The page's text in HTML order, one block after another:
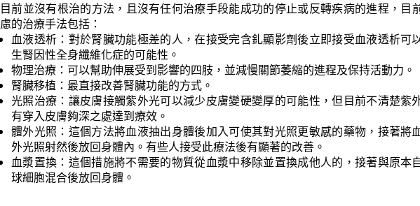
目前並沒有根治的方法，且沒有任何治療手段能成功的停止或反轉疾病的進程，目
慮的治療手法包括：
血液透析：對於腎臟功能極差的人，在接受完含釓顯影劑後立即接受血液透析可
生腎因性全身纖維化症的可能性。
物理治療：可以幫助伸展受到影響的四肢，並減慢關節萎縮的進程及保持活動力。
腎臟移植：最直接改善腎臟功能的方式。
光照治療：讓皮膚接觸紫外光可以減少皮膚變硬變厚的可能性，但目前不清楚紫
有穿入皮膚夠深之處達到療效。
體外光照：這個方法將血液抽出身體後加入可使其對光照更敏感的藥物，接著將
外光照射然後放回身體內。有些人接受此療法後有顯著的改善。
血漿置換：這個措施將不需要的物質從血漿中移除並置換成他人的，接著與原本
球細胞混合後放回身體。